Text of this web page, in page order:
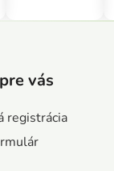
farmy,
atraktívnej
krabičke.
Obsahuje 20
vás
registrácia